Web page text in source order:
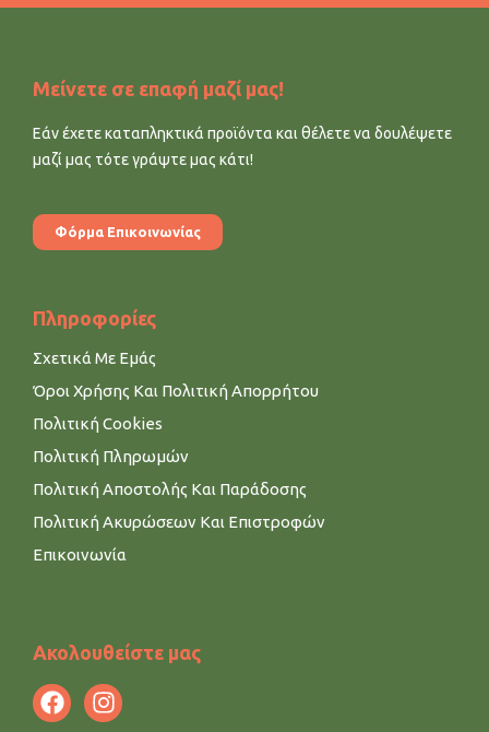
Μείνετε σε επαφή μαζί μας!
Εάν έχετε καταπληκτικά προϊόντα και θέλετε να δουλέψετε
μαζί μας τότε γράψτε μας κάτι!
Φόρμα Επικοινωνίας
Πληροφορίες
Σχετικά Με Εμάς
Όροι Χρήσης Και Πολιτική Απορρήτου
Πολιτική Cookies
Πολιτική Πληρωμών
Πολιτική Αποστολής Και Παράδοσης
Πολιτική Ακυρώσεων Και Επιστροφών
Επικοινωνία
Ακολουθείστε μας